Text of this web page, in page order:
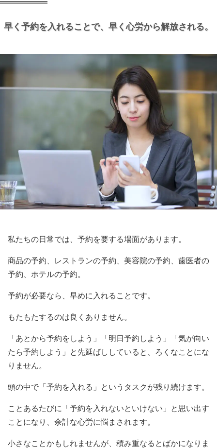
早く予約を入れることで、 早く心労から解放される。
私たちの日常では、予約を要する場面があります。
商品の予約、レストランの予約、美容院の予約、歯医者の
予約、ホテルの予約。
予約が必要なら、早めに入れることです。
もたもたするのは良くありません。
「あとから予約をしよう」「明日予約しよう」「気が向い
たら予約しよう」と先延ばししていると、ろくなことにな
りません。
頭の中で「予約を入れる」というタスクが残り続けます。
ことあるたびに「予約を入れないといけない」と思い出す
ことになり、余計な心労に悩まされます。
小さなことかもしれませんが、積み重なるとばかになりま